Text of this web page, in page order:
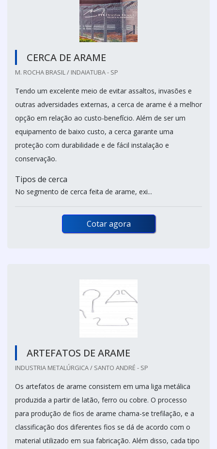
CERCA DE ARAME
M. ROCHA BRASIL / INDAIATUBA - SP
Tendo um excelente meio de evitar assaltos, invasões e
outras adversidades externas, a cerca de arame é a melhor
opção em relação ao custo-benefício. Além de ser um
equipamento de baixo custo, a cerca garante uma
proteção com durabilidade e de fácil instalação e
conservação.
Tipos de cerca
No segmento de cerca feita de arame, exi...
Cotar agora
ARTEFATOS DE ARAME
INDUSTRIA METALÚRGICA / SANTO ANDRÉ - SP
Os artefatos de arame consistem em uma liga metálica
produzida a partir de latão, ferro ou cobre. O processo
para produção de fios de arame chama-se trefilação, e a
classificação dos diferentes fios se dá de acordo com o
material utilizado em sua fabricação. Além disso, cada tipo